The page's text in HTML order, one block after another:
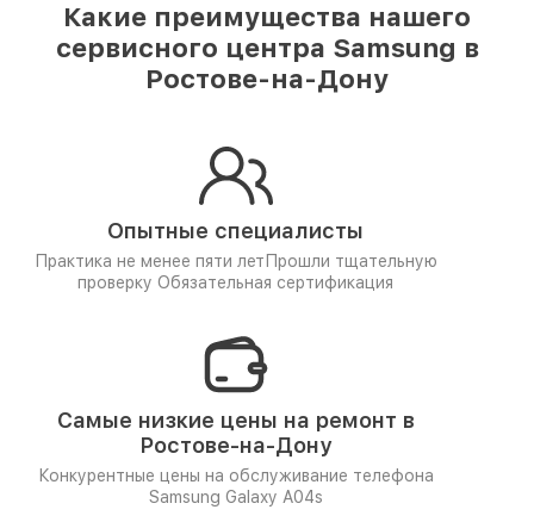
Какие преимущества нашего
сервисного центра Samsung в
Ростове-на-Дону
Опытные специалисты
Практика не менее пяти лет Прошли тщательную
проверку Обязательная сертификация
Самые низкие цены на ремонт в
Ростове-на-Дону
Конкурентные цены на обслуживание телефона
Samsung Galaxy A04s